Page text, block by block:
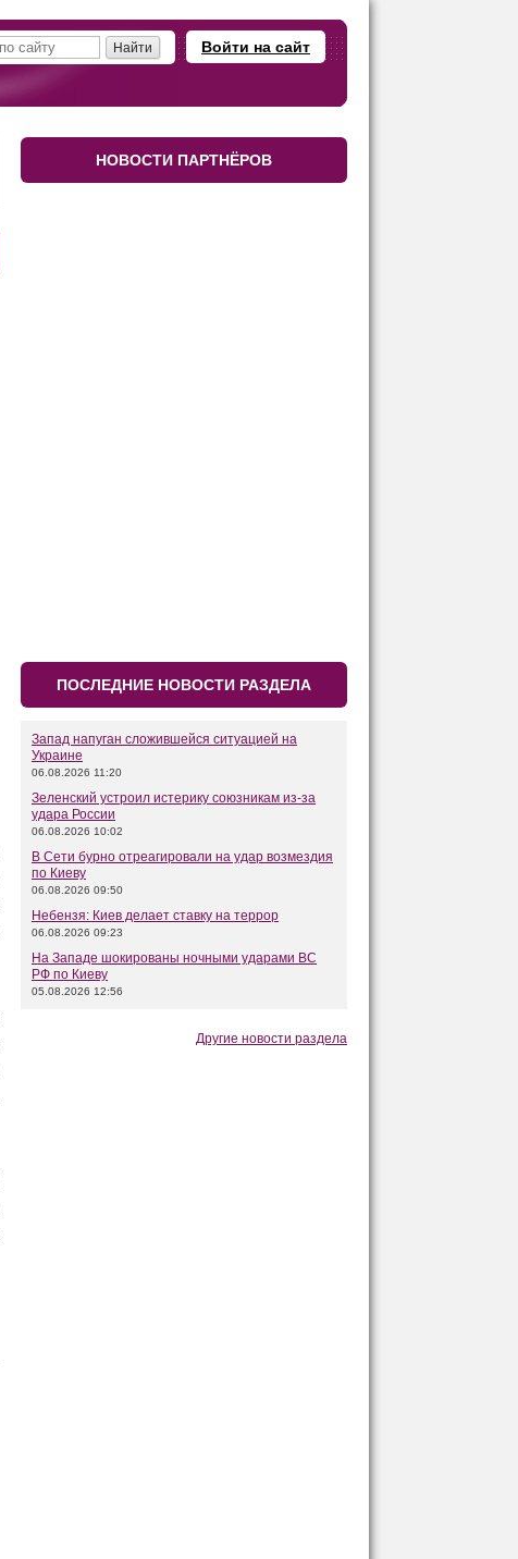
Войти на сайт
НОВОСТИ ПАРТНЁРОВ
ПОСЛЕДНИЕ НОВОСТИ РАЗДЕЛА
Запад напуган сложившейся ситуацией на
Украине
06.08.2026 11:20
Зеленский устроил истерику союзникам из-за
удара России
06.08.2026 10:02
В Сети бурно отреагировали на удар возмездия
по Киеву
06.08.2026 09:50
Небензя: Киев делает ставку на террор
06.08.2026 09:23
На Западе шокированы ночными ударами ВС
РФ по Киеву
05.08.2026 12:56
Другие новости раздела